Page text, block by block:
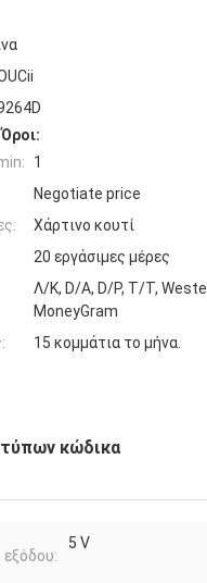
1
Negotiate price
Χάρτινο κουτί
20 εργάσιμες μέρες
Λ/Κ, D/A, D/P, T/T,
MoneyGram
15 κομμάτια το μήνα.
τύπων κώδικα
εξόδου:
5 V